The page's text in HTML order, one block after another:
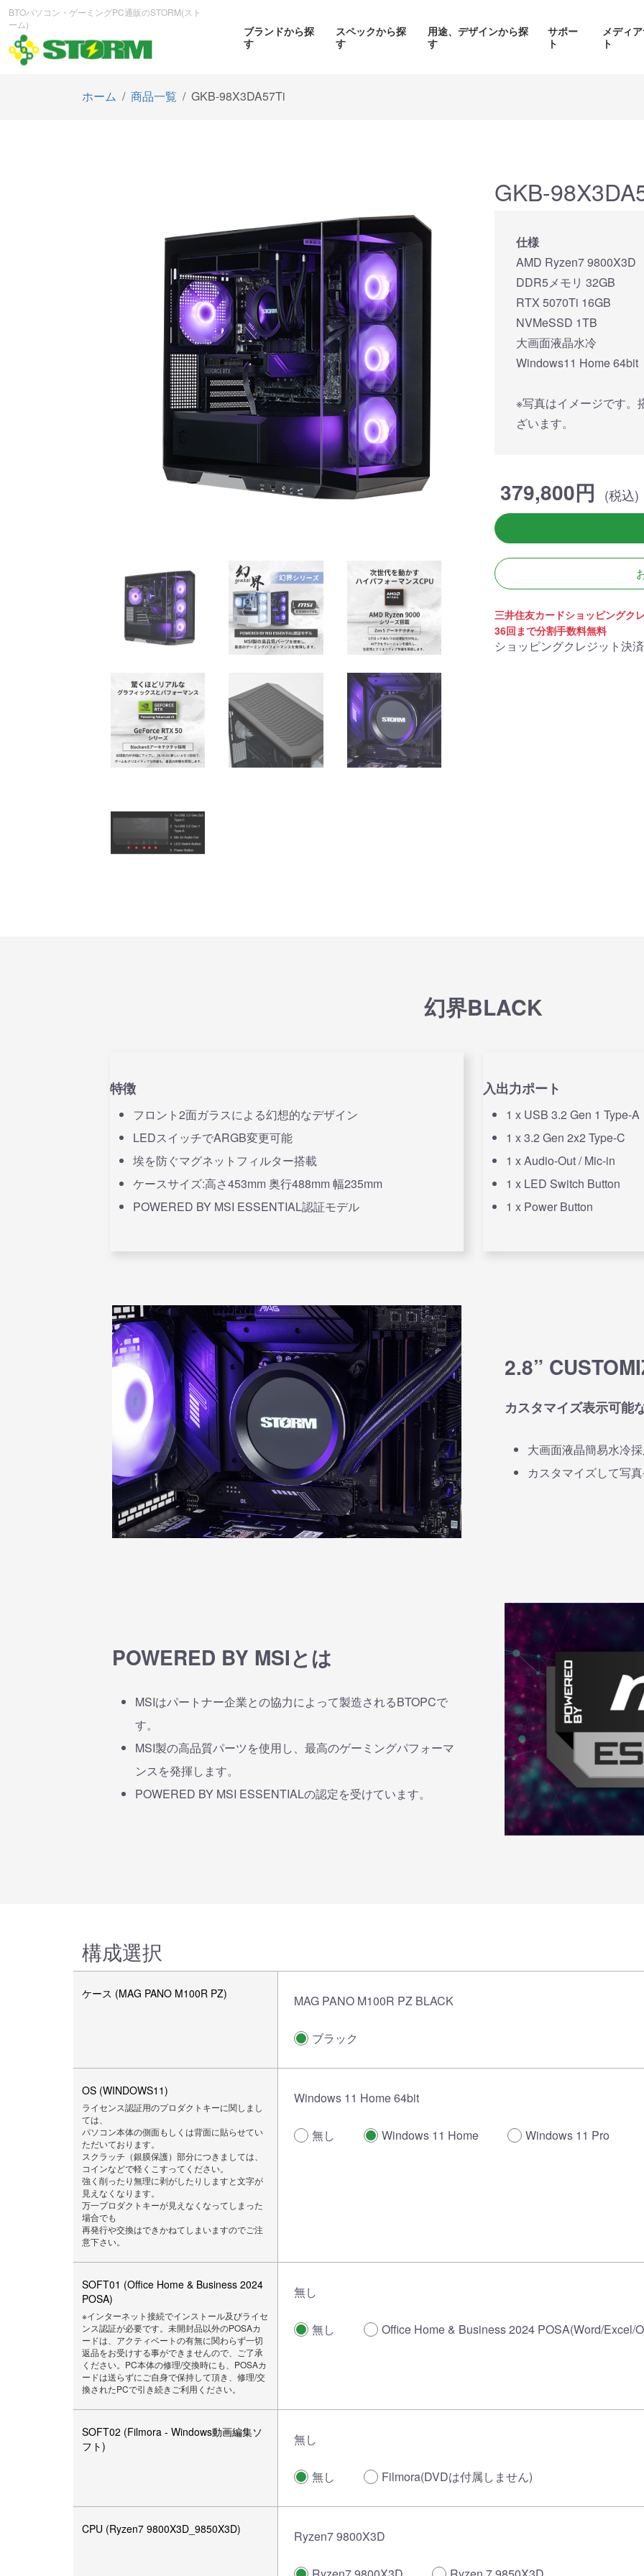
BTOパソコン・ゲーミングPC通販のSTORM(スト
ーム)
ブランドから探
す
スペックから探
す
用途、デザインから探
す
サポー
ト
メディ
ト
初心者の方、「どのPCを選
べばいいかわからない」そ
んな方にこそ選んでほし
い、エントリーモデルで
商品詳細
360mm簡易水冷と曲面
OLEDを搭載したハイエン
ドモデル。美しさと冷却性
能を兼ね備えた「流界2」
が、至高の空間を演出しま
す。
商品詳細
270°強化ガラスに黒パーツ
が鮮やかに映え、液晶簡易
水冷とラインLEDが重厚な
厳格な基準をクリ
「Powered By
モデル。世界をリ
MSIの最新パーツ
商品詳
270°パノラマビューが魅せ
る コストパフォーマンスに
優れたモデル
商品詳細
ゲーミングPC
商品をみる
大画面液晶、
曲面OLED簡易水冷搭載
PC
商品をみる
ピラーレスケース採用PC
商品を
ホーム 商品一覧 GKB-98X3DA57Ti
GKB-
仕様
AMD Ryzen7 9800X3D
DDR5メモリ 32GB
RTX 5070Ti 16GB
NVMeSSD 1TB
大画面液晶水冷
Windows11 Home 64bit
※写真はイメージです。
ざいます。
379,800円 (税込)
三井住友カードショッピングク
36回まで分割手数料無料
ショッピングクレジット決
幻界BLACK
特徴
フロント2面ガラスによる幻想的なデザイン
LEDスイッチでARGB変更可能
埃を防ぐマグネットフィルター搭載
ケースサイズ:高さ453mm 奥行488mm 幅235mm
POWERED BY MSI ESSENTIAL認証モデル
入出力ポート
1 x USB 3.2 Gen 1 Type-A
1 x 3.2 Gen 2x2 Type-C
1 x Audio-Out / Mic-in
1 x LED Switch Button
1 x Power Button
2.8”
カスタマイズ表示可能
大画面液晶簡易水冷
カスタマイズして写
POWERED BY MSIとは
MSIはパートナー企業との協力によって製造されるBTOPCで
す。
MSI製の高品質パーツを使用し、最高のゲーミングパフォーマ
ンスを発揮します。
POWERED BY MSI ESSENTIALの認定を受けています。
構成選択
ケース (MAG PANO M100R PZ) MAG PANO M100R PZ BLACK
ブラック
OS (WINDOWS11)
ライセンス認証用のプロダクトキーに関しまし
ては、
パソコン本体の側面もしくは背面に貼らせてい
ただいております。
スクラッチ（銀膜保護）部分につきましては、
コインなどで軽くこすってください。
強く削ったり無理に剥がしたりしますと文字が
見えなくなります。
万一プロダクトキーが見えなくなってしまった
場合でも
再発行や交換はできかねてしまいますのでご注
意下さい。
Windows 11 Home 64bit
無し Windows 11 Home Windows 11 Pro
SOFT01 (Office Home & Business 2024
POSA)
※インターネット接続でインストール及びライセ
ンス認証が必要です。未開封品以外のPOSAカ
ードは、アクティベートの有無に関わらず一切
返品をお受けする事ができませんので、ご了承
ください。PC本体の修理/交換時にも、POSAカ
ードは送らずにご自身で保持して頂き、修理/交
換されたPCで引き続きご利用ください。
無し
無し Office Home & Business 2024 POSA(Word/Excel/
SOFT02 (Filmora - Windows動画編集ソ
フト)
無し
無し Filmora(DVDは付属しません)
CPU (Ryzen7 9800X3D_9850X3D) Ryzen7 9800X3D